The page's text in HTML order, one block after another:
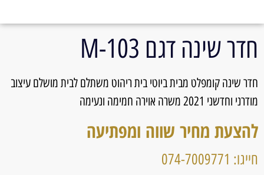
חדר שינה דגם 103-M
חדר שינה קומפלט מבית ביוטי בית ריהוט משתלם לבית מושלם עיצוב
מודרני וחדשני 2021 משרה אוירה חמימה ונעימה
להצעת מחיר שווה ומפתיעה
חייגו: 074-7009771